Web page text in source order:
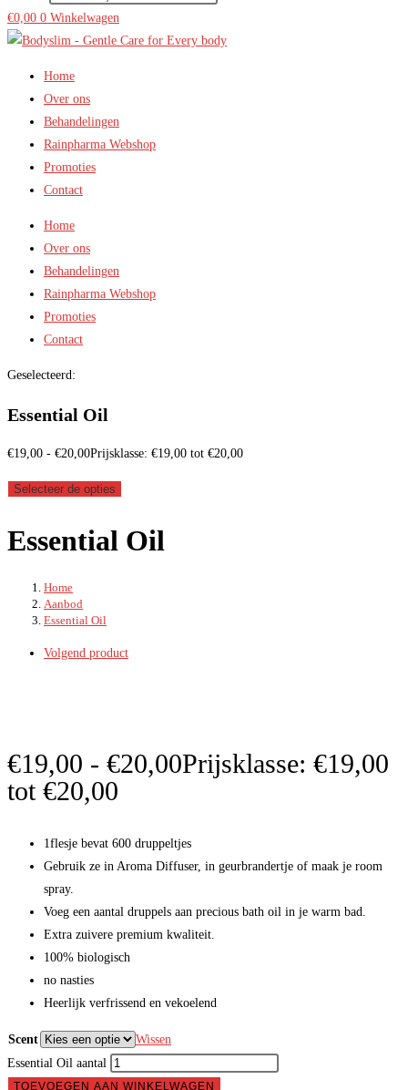
€0,00 0 Winkelwagen
Home
Over ons
Behandelingen
Rainpharma Webshop
Promoties
Contact
Home
Over ons
Behandelingen
Rainpharma Webshop
Promoties
Contact
Geselecteerd:
Essential Oil
€19,00 - €20,00Prijsklasse: €19,00 tot €20,00
Selecteer de opties
Essential Oil
Home
Aanbod
Essential Oil
Volgend product
€19,00 - €20,00Prijsklasse: €19,00
tot €20,00
1flesje bevat 600 druppeltjes
Gebruik ze in Aroma Diffuser, in geurbrandertje of maak je room
spray.
Voeg een aantal druppels aan precious bath oil in je warm bad.
Extra zuivere premium kwaliteit.
100% biologisch
no nasties
Heerlijk verfrissend en vekoelend
Scent
Wissen
Essential Oil aantal
TOEVOEGEN AAN WINKELWAGEN